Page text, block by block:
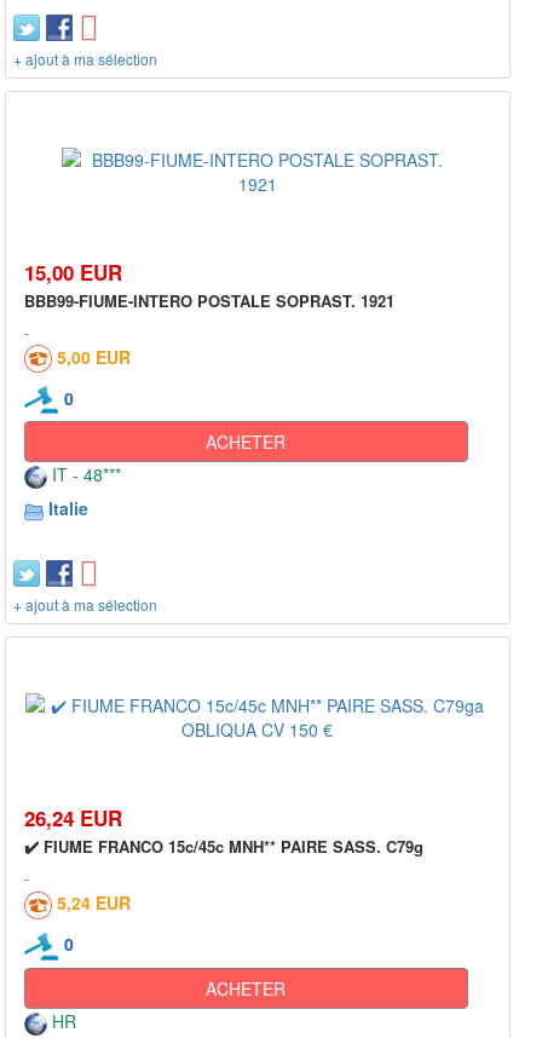
+ ajout à ma sélection
15,00 EUR
BBB99-FIUME-INTERO POSTALE SOPRAST. 1921
5,00 EUR
0
ACHETER
IT - 48***
Italie
+ ajout à ma sélection
26,24 EUR
✔️ FIUME FRANCO 15c/45c MNH** PAIRE SASS. C79g
5,24 EUR
0
ACHETER
HR